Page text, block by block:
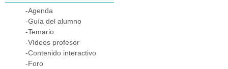
-Agenda
-Guía del alumno
-Temario
-Vídeos profesor
-Contenido interactivo
-Foro